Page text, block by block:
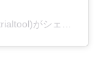
京セラ 電動工具（公式）(@kyocera_industrialtool)がシェアした投稿